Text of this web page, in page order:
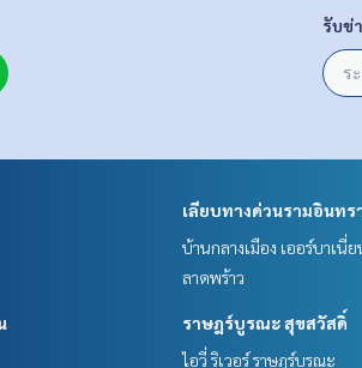
รับข่
เลียบทางด่วนรามอินทร
บ้านกลางเมือง เออร์บาเนี่
ลาดพร้าว
ราษฎร์บูรณะ สุขสวัสดิ์
ไอวี่ ริเวอร์ ราษฎร์บูรณะ